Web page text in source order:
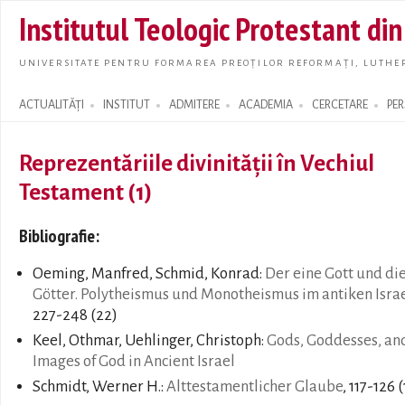
main
Institutul Teologic Protestant
UNIVERSITATE PENTRU FORMAREA PREOȚILOR REFORMAȚI,
ACTUALITĂȚI INSTITUT ADMITERE ACADEMIA CERCETARE
Search form
Reprezentăriile divinității în Vechiul
Testament (1)
Bibliografie:
Oeming, Manfred, Schmid, Konrad: Der eine Gott und
Götter. Polytheismus und Monotheismus im antiken
227-248 (22)
Keel, Othmar, Uehlinger, Christoph: Gods, Goddesses,
Images of God in Ancient Israel
Schmidt, Werner H.: Alttestamentlicher Glaube, 117-126